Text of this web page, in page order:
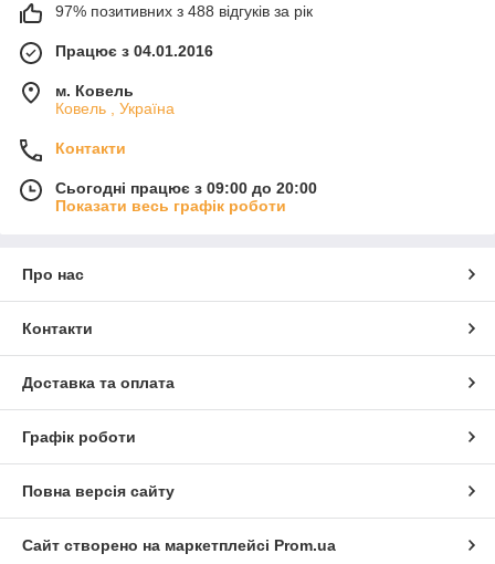
97% позитивних з 488 відгуків за рік
Працює з 04.01.2016
м. Ковель
Ковель , Україна
Контакти
Сьогодні працює з 09:00 до 20:00
Показати весь графік роботи
Про нас
Контакти
Доставка та оплата
Графік роботи
Повна версія сайту
Сайт створено на маркетплейсі Prom.ua